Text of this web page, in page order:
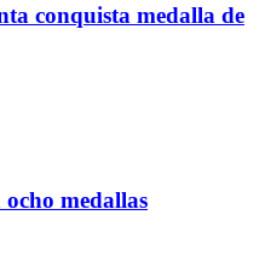
conquista medalla de
medallas